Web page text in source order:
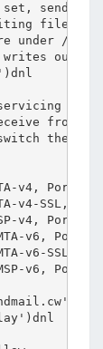
set,
files.
/home
from
the
v4,
v4-SSL,
v4,
v6,
v6-
v6,